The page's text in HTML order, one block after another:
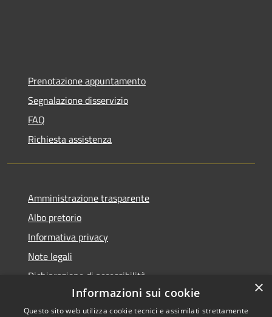
Prenotazione appuntamento
Segnalazione disservizio
FAQ
Richiesta assistenza
Amministrazione trasparente
Albo pretorio
Informativa privacy
Note legali
Dichiarazione di accessibilità
×
Informazioni sui cookie
Questo sito web utilizza cookie tecnici e assimilati strettamente